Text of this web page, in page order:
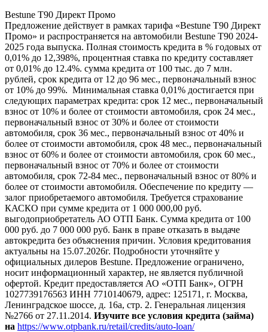
Bestune T90 Директ Промо
Предложение действует в рамках тарифа «Bestune T90 Директ
Промо» и распространяется на автомобили Bestune T90 2024-
2025 года выпуска. Полная стоимость кредита в % годовых от
0,01% до 12,398%, процентная ставка по кредиту составляет
от 0,01% до 12.4%. сумма кредита от 100 тыс. до 7 млн.
рублей, срок кредита от 12 до 96 мес., первоначальный взнос
от 10% до 99%. Минимальная ставка 0,01% достигается при
следующих параметрах кредита: срок 12 мес., первоначальный
взнос от 10% и более от стоимости автомобиля, срок 24 мес.,
первоначальный взнос от 30% и более от стоимости
автомобиля, срок 36 мес., первоначальный взнос от 40% и
более от стоимости автомобиля, срок 48 мес., первоначальный
взнос от 60% и более от стоимости автомобиля, срок 60 мес.,
первоначальный взнос от 70% и более от стоимости
автомобиля, срок 72-84 мес., первоначальный взнос от 80% и
более от стоимости автомобиля. Обеспечение по кредиту —
залог приобретаемого автомобиля. Требуется страхование
КАСКО при сумме кредита от 1 000 000,00 руб.
выгодоприобретатель АО ОТП Банк. Сумма кредита от 100
000 руб. до 7 000 000 руб. Банк в праве отказать в выдаче
автокредита без объяснения причин. Условия кредитования
актуальны на 15.07.2026г. Подробности уточняйте у
официальных дилеров Bestune. Предложение ограничено,
носит информационный характер, не является публичной
офертой. Кредит предоставляется АО «ОТП Банк», ОГРН
1027739176563 ИНН 7710140679, адрес: 125171, г. Москва,
Ленинградское шоссе, д. 16а, стр. 2. Генеральная лицензия
№2766 от 27.11.2014. Изучите все условия кредита (займа)
на https://www.otpbank.ru/retail/credits/auto-loan/